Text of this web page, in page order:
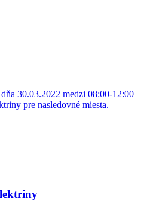
30.03.2022 medzi 08:00-12:00
pre nasledovné miesta.